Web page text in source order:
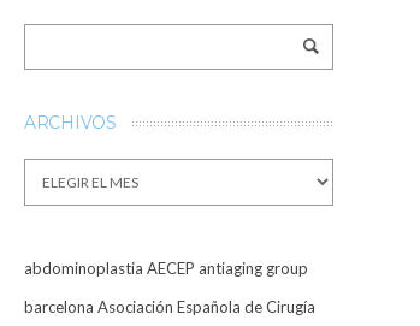
ARCHIVOS
Archivos
abdominoplastia AECEP antiaging group
barcelona Asociación Española de Cirugía